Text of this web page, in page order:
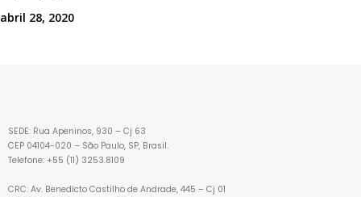
abril 28, 2020
SEDE: Rua Apeninos, 930 – Cj 63
CEP 04104-020 – São Paulo, SP, Brasil.
Telefone: +55 (11) 3253.8109
CRC: Av. Benedicto Castilho de Andrade, 445 – Cj 01